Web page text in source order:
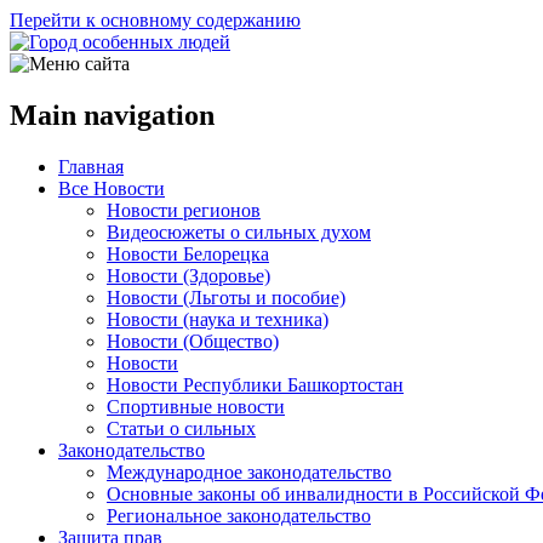
Перейти к основному содержанию
Main navigation
Главная
Все Новости
Новости регионов
Видеосюжеты о сильных духом
Новости Белорецка
Новости (Здоровье)
Новости (Льготы и пособие)
Новости (наука и техника)
Новости (Общество)
Новости
Новости Республики Башкортостан
Спортивные новости
Статьи о сильных
Законодательство
Международное законодательство
Основные законы об инвалидности в Российской
Региональное законодательство
Защита прав